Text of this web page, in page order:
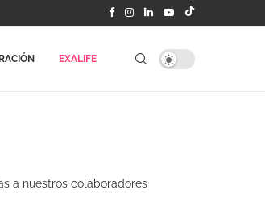
EXALIFE
a nuestros colaboradores